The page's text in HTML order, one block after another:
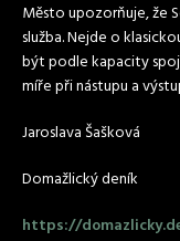
Město upozorňuje, že
služba. Nejde o
být podle kapacity
míře při nástupu a
Jaroslava Šašková
Domažlický deník
https://